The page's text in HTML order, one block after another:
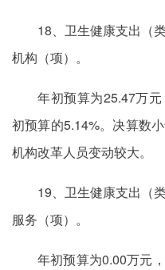
18、卫生健康支出（
机构（项）。
年初预算为25.47万
初预算的5.14%。决算数
机构改革人员变动较大。
19、卫生健康支出（
服务（项）。
年初预算为0.00万元